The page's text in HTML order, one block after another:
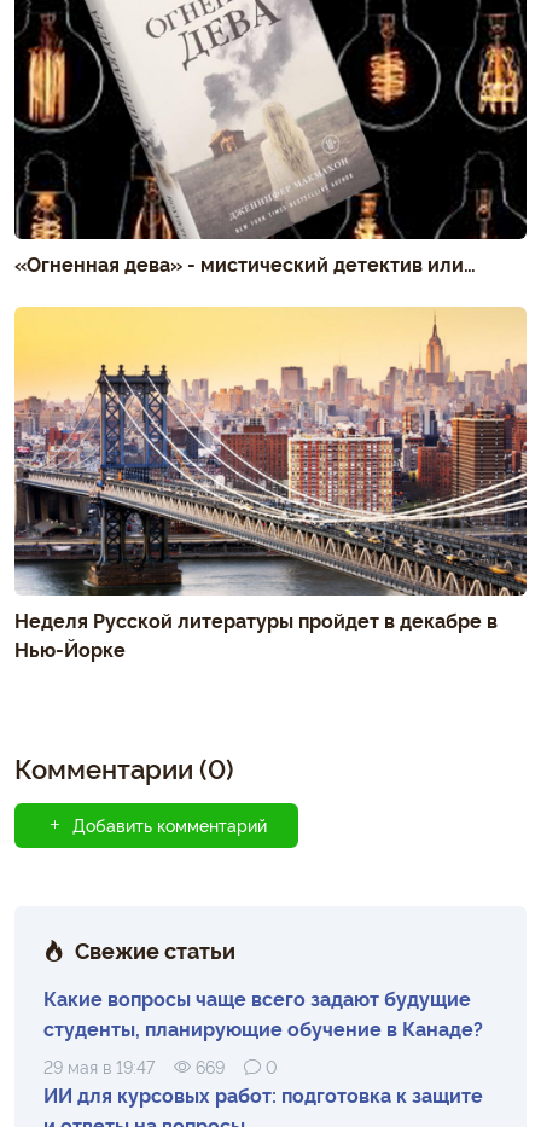
«Огненная дева» - мистический детектив или…
Неделя Русской литературы пройдет в декабре в
Нью-Йорке
Комментарии (0)
Добавить комментарий
Свежие статьи
Какие вопросы чаще всего задают будущие
студенты, планирующие обучение в Канаде?
29 мая в 19:47 669 0
ИИ для курсовых работ: подготовка к защите